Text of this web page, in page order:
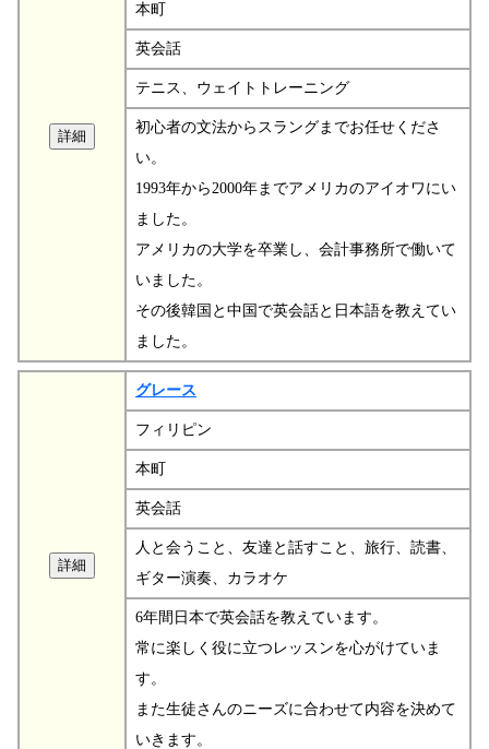
本町
英会話
テニス、ウェイトトレーニング
初心者の文法からスラングまでお任せくださ
い。
1993年から2000年までアメリカのアイオワにい
ました。
アメリカの大学を卒業し、会計事務所で働いて
いました。
その後韓国と中国で英会話と日本語を教えてい
ました。
グレース
フィリピン
本町
英会話
人と会うこと、友達と話すこと、旅行、読書、
ギター演奏、カラオケ
6年間日本で英会話を教えています。
常に楽しく役に立つレッスンを心がけていま
す。
また生徒さんのニーズに合わせて内容を決めて
いきます。